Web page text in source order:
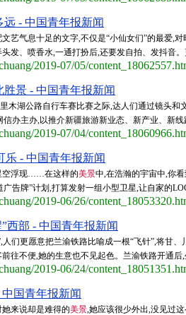
远 - 中国青年报新闻
艺气息十足的文字,不仅是“小仙女们”的最爱,
发、喷香水,一通打扮后,还要发自拍、发抖音
2019-07/05/
景 - 中国青年报新闻
木湖公路自行车赛比赛之际,达人们通过镜头和
办主办,以推介新疆旅游新业态、新产业、新
2019-07/04/
乐 - 中国青年报新闻
空浮现……在这样的美景中,在浩瀚的宇宙中,你
告牌”计划,打算发射一组小型卫星,让自家的
2019-06/26/
西部 - 中国青年报新闻
们更愿意把兰渝铁路比喻成一根“飞针”,将甘、
往不便,她的生意也不见起色。兰渝铁路开通
2019-06/24/
国青年报新闻
来说却是难得的美景,她应该很少外出,没见过